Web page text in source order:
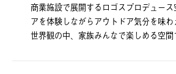
商業施設で展開するロゴスプロデュー
アを体験しながらアウトドア気分を味
世界観の中、家族みんなで楽しめる空間